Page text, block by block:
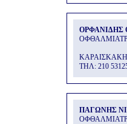
ΚΑΡΑΙΣΚΑΚΗ
THΛ: 210
ΠΑΓΩΝΗΣ